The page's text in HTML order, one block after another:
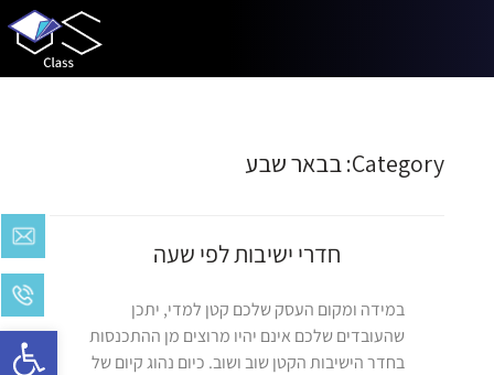
Open toolbar
Category: בבאר שבע
חדרי ישיבות לפי שעה
במידה ומקום העסק שלכם קטן למדי, יתכן
שהעובדים שלכם אינם יהיו מרוצים מן ההתכנסות
בחדר הישיבות הקטן שוב ושוב. כיום נהוג קיום של